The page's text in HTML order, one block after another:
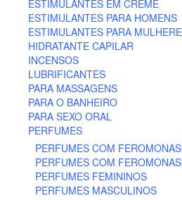
ESTIMULANTES EM CREME
ESTIMULANTES PARA HOMENS
ESTIMULANTES PARA
HIDRATANTE CAPILAR
INCENSOS
LUBRIFICANTES
PARA MASSAGENS
PARA O BANHEIRO
PARA SEXO ORAL
PERFUMES
PERFUMES COM
PERFUMES COM
PERFUMES FEMININOS
PERFUMES MASCULINOS